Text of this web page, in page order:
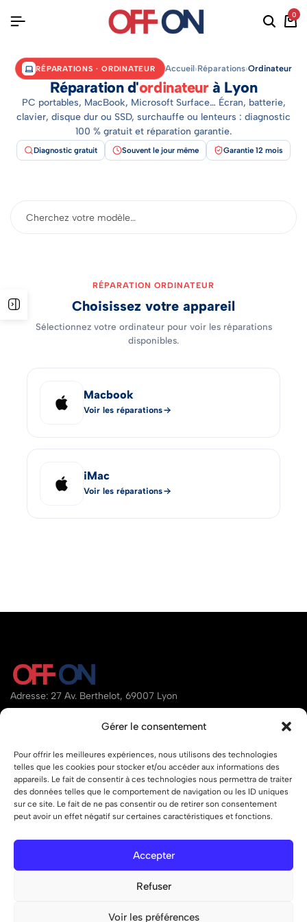
Gérer le consentement
Pour offrir les meilleures expériences, nous utilisons des technologies
telles que les cookies pour stocker et/ou accéder aux informations des
appareils. Le fait de consentir à ces technologies nous permettra de traiter
des données telles que le comportement de navigation ou les ID uniques
sur ce site. Le fait de ne pas consentir ou de retirer son consentement
peut avoir un effet négatif sur certaines caractéristiques et fonctions.
Accepter
Refuser
Voir les préférences
0
RÉPARATIONS · ORDINATEUR Accueil›Réparations›Ordinateur
Réparation d'ordinateurà Lyon
PC portables, MacBook, Microsoft Surface… Écran, batterie,
clavier, disque dur ou SSD, surchauffe ou lenteurs : diagnostic
100 % gratuit et réparation garantie.
Diagnostic gratuit Souvent le jour même Garantie 12 mois
RÉPARATION ORDINATEUR
Choisissez votre appareil
Sélectionnez votre ordinateur pour voir les réparations
disponibles.
Macbook
Voir les réparations
iMac
Voir les réparations
Adresse: 27 Av. Berthelot, 69007 Lyon
07.80.34.95.97
Aide
Liens